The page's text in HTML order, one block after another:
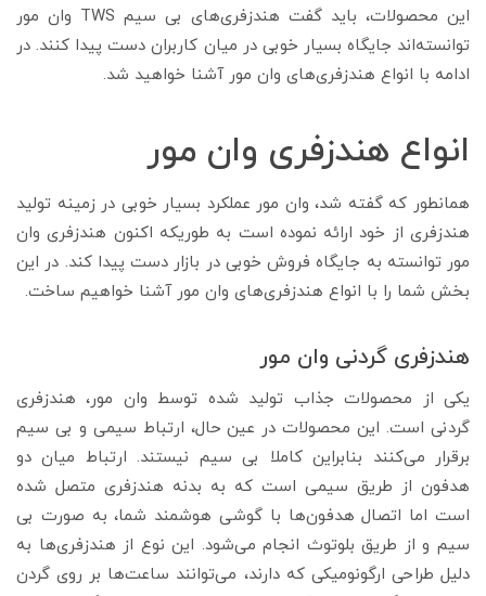
این محصولات، باید گفت هندزفری‌های بی سیم TWS وان مور
توانسته‌اند جایگاه بسیار خوبی در میان کاربران دست پیدا کنند. در
ادامه با انواع هندزفری‌های وان مور آشنا خواهید شد.
انواع هندزفری وان مور
همانطور که گفته شد، وان مور عملکرد بسیار خوبی در زمینه تولید
هندزفری از خود ارائه نموده است به طوریکه اکنون هندزفری وان
مور توانسته به جایگاه فروش خوبی در بازار دست پیدا کند. در این
بخش شما را با انواع هندزفری‌های وان مور آشنا خواهیم ساخت.
هندزفری گردنی وان مور
یکی از محصولات جذاب تولید شده توسط وان مور، هندزفری
گردنی است. این محصولات در عین حال، ارتباط سیمی و بی سیم
برقرار می‌کنند بنابراین کاملا بی سیم نیستند. ارتباط میان دو
هدفون از طریق سیمی است که به بدنه هندزفری متصل شده
است اما اتصال هدفون‌ها با گوشی هوشمند شما، به صورت بی
سیم و از طریق بلوتوث انجام می‌شود. این نوع از هندزفری‌ها به
دلیل طراحی ارگونومیکی که دارند، می‌توانند ساعت‌ها بر روی گردن